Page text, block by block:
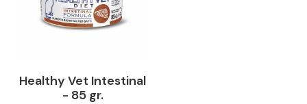
Healthy Vet Intestinal
- 85 gr.